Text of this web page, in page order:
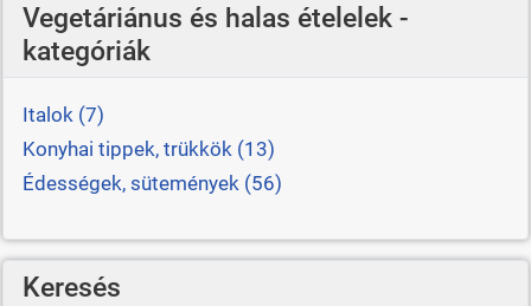
Vegetáriánus és halas ételelek -
kategóriák
Italok (7)
Konyhai tippek, trükkök (13)
Édességek, sütemények (56)
Keresés